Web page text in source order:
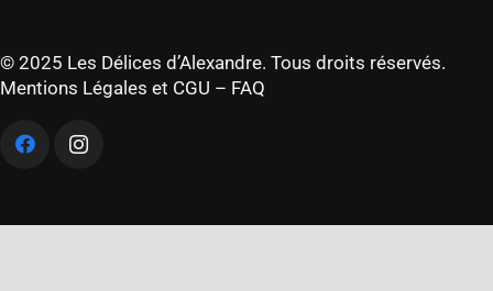
© 2025 Les Délices d’Alexandre. Tous droits réservés.
Mentions Légales et CGU – FAQ